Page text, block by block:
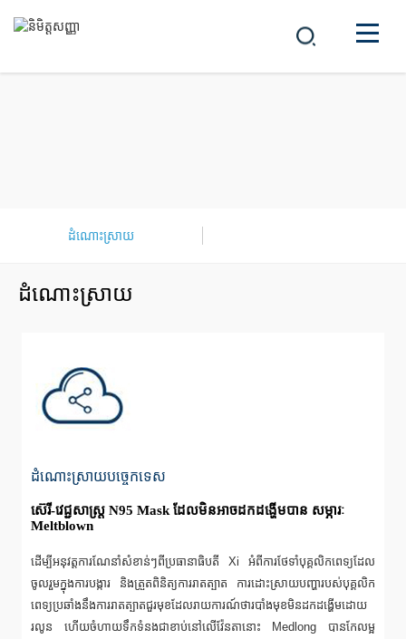
ដំណោះស្រាយ
ដំណោះស្រាយ
ដំណោះស្រាយបច្ចេកទេស
ស៊េរី-វេជ្ជសាស្ត្រ N95 Mask ដែលមិនអាចដកដង្ហើមបាន សម្ភារៈ
Meltblown
ដើម្បីអនុវត្តការណែនាំសំខាន់ៗពីប្រធានាធិបតី Xi អំពីការថែទាំបុគ្គលិកពេទ្យដែល
ចូលរួមក្នុងការបង្ការ និងត្រួតពិនិត្យការរាតត្បាត ការដោះស្រាយបញ្ហារបស់បុគ្គលិក
ពេទ្យប្រឆាំងនឹងការរាតត្បាតជួរមុខដែលរាយការណ៍ថារបាំងមុខមិនដកដង្ហើមដោយ
រលូន ហើយចំហាយទឹកទំនងជាខាប់នៅលើវ៉ែនតានោះ Medlong បានកែលម្អ